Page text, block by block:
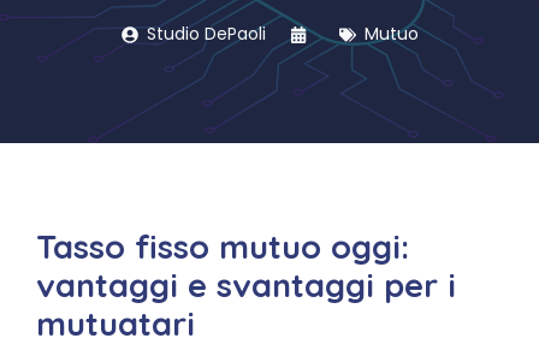
Studio DePaoli Mutuo
Tasso fisso mutuo oggi:
vantaggi e svantaggi per i
mutuatari